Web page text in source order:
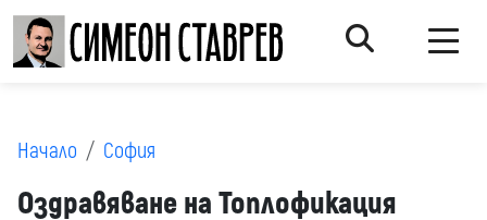
Начало София
Оздравяване на Топлофикация